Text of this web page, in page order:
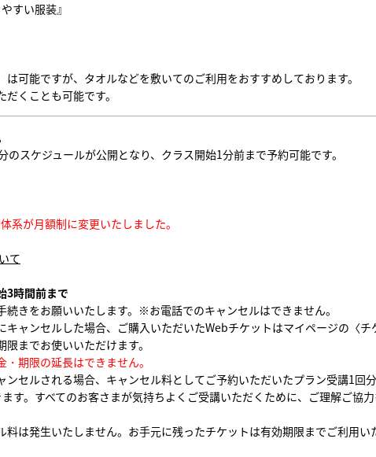
すい服装』
可能ですが、タオルなどを敷いてのご利用をおすすめしております。
くことも可能です。
のスケジュールが公開となり、クラス開始1分前まで予約可能です。
が月額制に変更いたしました。
て
3時間前まで
きをお願いいたします。 ※お電話でのキャンセルはできません。
キャンセルした場合、ご購入いただいたWebチケットはマイページの〈チ
までお使いいただけます。
期限の延長はできません。
セルされる場合、 キャンセル料としてご予約いただいたプラン受講1回
す。すべてのお客さまが気持ちよくご受講いただくために、ご理解ご協
は発生いたしません。お手元に残ったチケットは有効期限までご利用い